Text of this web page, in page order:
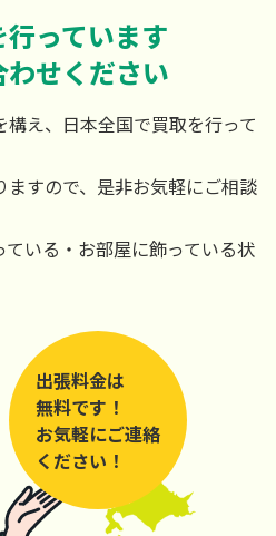
っています
せください
え、日本全国で買取を行って
すので、是非お気軽にご相談
いる・お部屋に飾っている状
出張料金は
無料です！
お気軽にご連絡
ください！